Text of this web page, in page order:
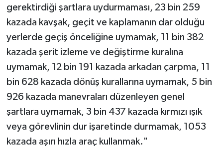
gerektirdiği şartlara uydurmaması, 23 bin 259
kazada kavşak, geçit ve kaplamanın dar olduğu
yerlerde geçiş önceliğine uymamak, 11 bin 382
kazada şerit izleme ve değiştirme kuralına
uymamak, 12 bin 191 kazada arkadan çarpma, 11
bin 628 kazada dönüş kurallarına uymamak, 5 bin
926 kazada manevraları düzenleyen genel
şartlara uymamak, 3 bin 437 kazada kırmızı ışık
veya görevlinin dur işaretinde durmamak, 1053
kazada aşırı hızla araç kullanmak."